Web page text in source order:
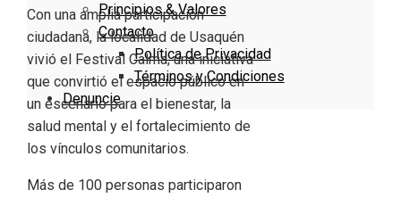
Principios & Valores
Contacto
Política de Privacidad
Términos y Condiciones
Denuncie
Con una amplia participación
ciudadana, la localidad de Usaquén
vivió el Festival Calma, una iniciativa
que convirtió el espacio público en
un escenario para el bienestar, la
salud mental y el fortalecimiento de
los vínculos comunitarios.
Más de 100 personas participaron